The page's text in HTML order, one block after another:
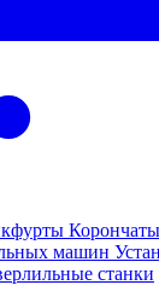
машин
станки